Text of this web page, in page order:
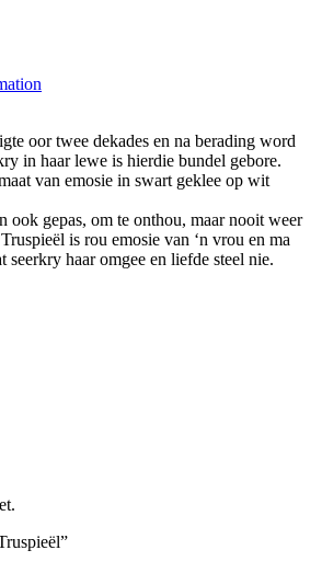
oor twee dekades en na berading word
in haar lewe is hierdie bundel gebore.
van emosie in swart geklee op wit
ook gepas, om te onthou, maar nooit weer
is rou emosie van ‘n vrou en ma
seerkry haar omgee en liefde steel nie.